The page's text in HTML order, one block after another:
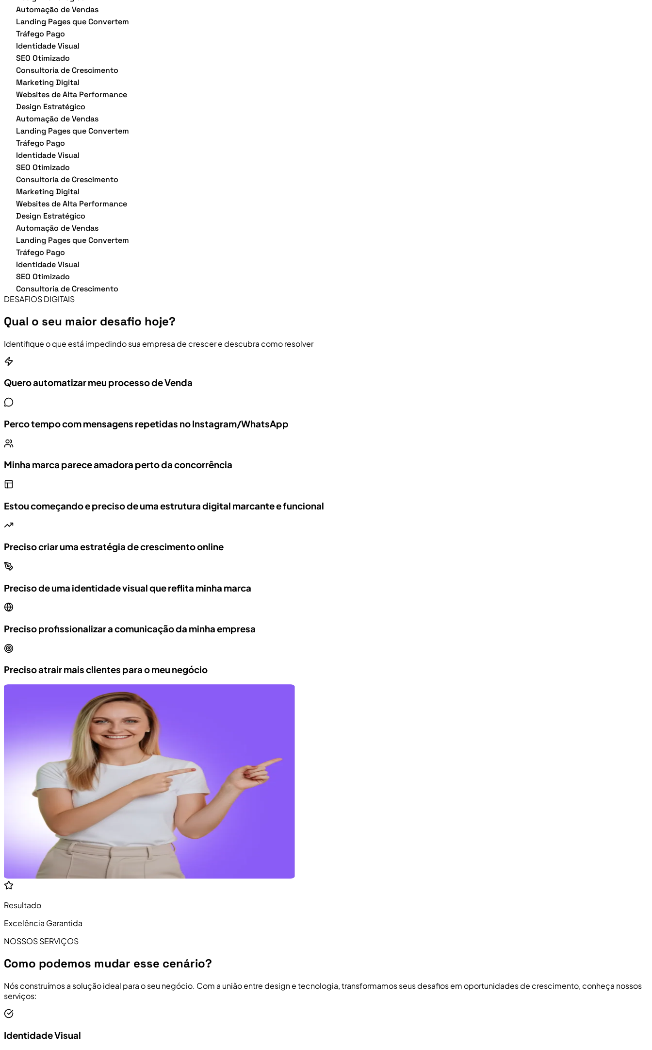
Automação de Vendas
Landing Pages que Convertem
Tráfego Pago
Identidade Visual
SEO Otimizado
Consultoria de Crescimento
Marketing Digital
Websites de Alta Performance
Design Estratégico
Automação de Vendas
Landing Pages que Convertem
Tráfego Pago
Identidade Visual
SEO Otimizado
Consultoria de Crescimento
Marketing Digital
Websites de Alta Performance
Design Estratégico
Automação de Vendas
Landing Pages que Convertem
Tráfego Pago
Identidade Visual
SEO Otimizado
Consultoria de Crescimento
DESAFIOS DIGITAIS
Qual o seu maior desafio hoje?
Identifique o que está impedindo sua empresa de crescer e descubra como resolver
Quero automatizar meu processo de Venda
Perco tempo com mensagens repetidas no Instagram/WhatsApp
Minha marca parece amadora perto da concorrência
Estou começando e preciso de uma estrutura digital marcante e funcional
Preciso criar uma estratégia de crescimento online
Preciso de uma identidade visual que reflita minha marca
Preciso profissionalizar a comunicação da minha empresa
Preciso atrair mais clientes para o meu negócio
Resultado
Excelência Garantida
NOSSOS SERVIÇOS
Como podemos mudar esse cenário?
Nós construímos a solução ideal para o seu negócio. Com a união entre design e tecnologia, transformamos seus desafios em oportunidades de crescimento, conheça nossos
serviços:
Identidade Visual